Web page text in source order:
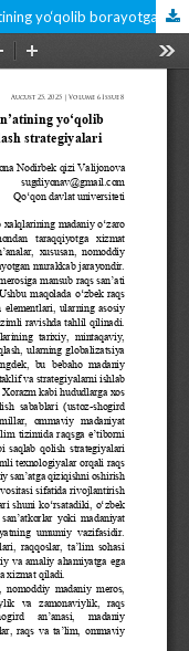
Globalizatsiya davrida o‘zbek raqs san’atining yo‘qolib borayotgan elementlari: tahlil va saqlash strategiyalari